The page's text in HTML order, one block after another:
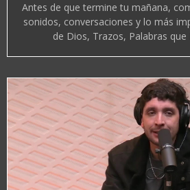
Antes de que termine tu mañana,
sonidos, conversaciones y lo más
de Dios, Trazos, Palabras